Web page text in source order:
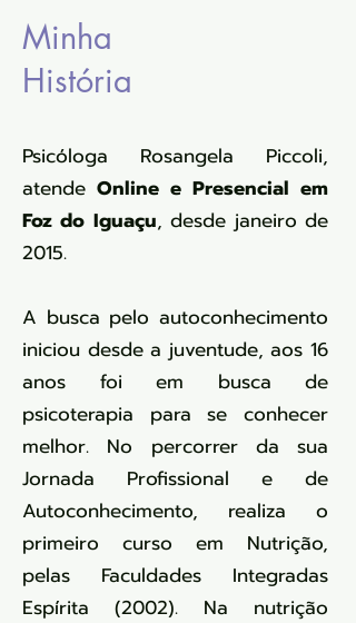
Minha
História
Psicóloga Rosangela Piccoli,
atende Online e Presencial em
Foz do Iguaçu, desde janeiro de
2015.
A busca pelo autoconhecimento
iniciou desde a juventude, aos 16
anos foi em busca de
psicoterapia para se conhecer
melhor. No percorrer da sua
Jornada Profissional e de
Autoconhecimento, realiza o
primeiro curso em Nutrição,
pelas Faculdades Integradas
Espírita (2002). Na nutrição